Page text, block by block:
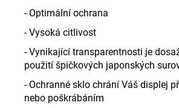
- Optimální ochrana
- Vysoká citlivost
- Vynikající transparentnosti je
použití špičkových japonských
- Ochranné sklo chrání Váš displej
nebo poškrábáním